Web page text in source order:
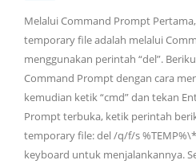
Melalui Command Prompt
temporary file adalah melalui
menggunakan perintah “del”.
Command Prompt dengan cara
kemudian ketik “cmd” dan tekan
Prompt terbuka, ketik perintah
temporary file: del /q/f/s
keyboard untuk menjalankannya.